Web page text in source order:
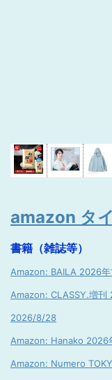
amazon タ
書籍（雑誌等）
Amazon: BAILA 2026
Amazon: CLASSY.増刊
2026/8/28
Amazon: Hanako 2026
Amazon: Numero